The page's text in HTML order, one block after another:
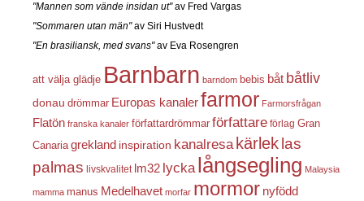
"Mannen som vände insidan ut"av Fred Vargas
"Sommaren utan män"av Siri Hustvedt
"En brasiliansk, med svans"av Eva Rosengren
att välja glädje Barnbarn barndom bebis båt båtliv
donau drömmar Europas kanalerfarmor Farmorsfrågan
Flatön franska kanaler författardrömmar författare förlag Gran
Canaria grekland inspiration kanalresa kärlek las
palmas livskvalitet lm32 lycka långsegling Malaysia
mamma manus Medelhavet morfar mormor nyfödd